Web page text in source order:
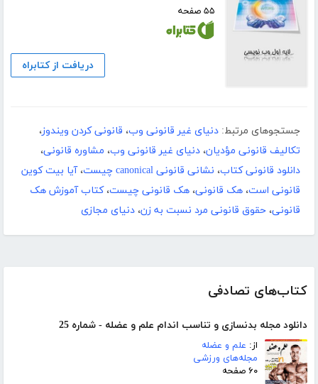
کتاب‌های تصادفی
دانلود مجله بدنسازی و تناسب اندام علم و عضله - شماره 25
از: علم و عضله
مجله‌های ورزشی
۶۰ صفحه
۵۵ صفحه
دریافت از کتابراه
جستجوهای مرتبط: دنیای غیر قانونی وب، قانونی کردن ویندوز،
تکالیف قانونی مؤدیان، دنیای غیر قانونی وب، مشاوره قانونی،
دانلود قانونی کتاب، نشانی قانونی canonical چیست ،آیا بیت کوین
قانونی است، هک قانونی، هک قانونی چیست،کتاب آموزش هک
قانونی، حقوق قانونی مرد نسبت به زن، دنیای مجازی